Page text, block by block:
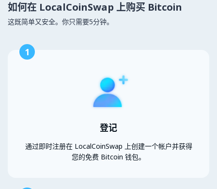
如何在 LocalCoinSwap 上购买 Bitcoin
这既简单又安全。你只需要5分钟。
1
登记
通过即时注册在 LocalCoinSwap 上创建一个帐户并获得
您的免费 Bitcoin 钱包。